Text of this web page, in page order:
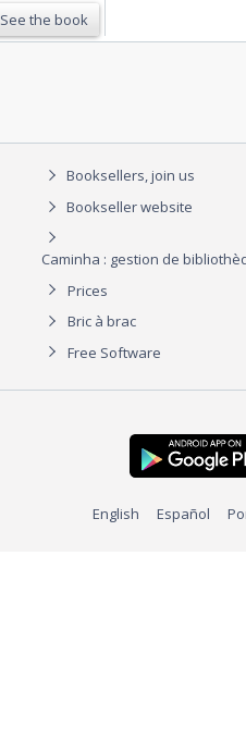
See the book
Booksellers, join us
Bookseller website
Caminha : gestion de
Prices
Bric à brac
Free Software
English Español